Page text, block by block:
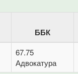
ББК
67.75
Адвокатура